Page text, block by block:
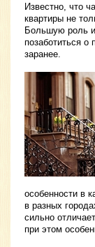
Известно, что
квартиры не
Большую роль
позаботиться о
заранее.
особенности в
в разных
сильно
при этом